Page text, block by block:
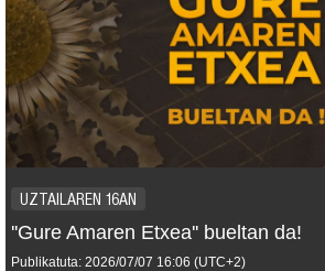
UZTAILAREN 16AN
''Gure Amaren Etxea'' bueltan da!
Publikatuta: 2026/07/07 16:06 (UTC+2)